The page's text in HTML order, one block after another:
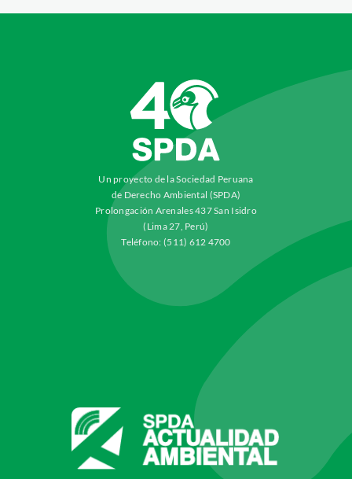
Un proyecto de la Sociedad Peruana
de Derecho Ambiental (SPDA)
Prolongación Arenales 437 San Isidro
(Lima 27, Perú)
Teléfono: (511) 612 4700